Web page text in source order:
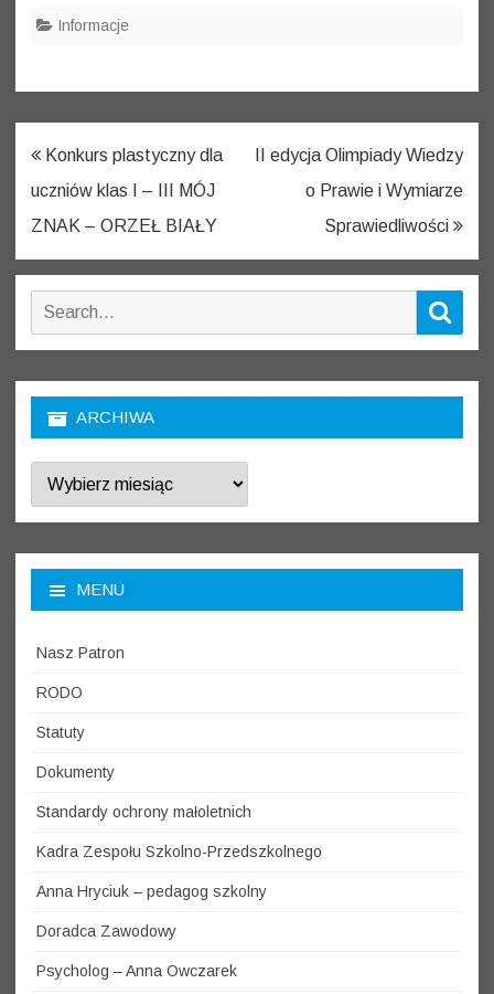
Informacje
Nawigacja
wpisu
Konkurs plastyczny dla
uczniów klas I – III MÓJ
ZNAK – ORZEŁ BIAŁY
II edycja Olimpiady Wiedzy
o Prawie i Wymiarze
Sprawiedliwości
Search
ARCHIWA
Archiwa
MENU
Nasz Patron
RODO
Statuty
Dokumenty
Standardy ochrony małoletnich
Kadra Zespołu Szkolno-Przedszkolnego
Anna Hryciuk – pedagog szkolny
Doradca Zawodowy
Psycholog – Anna Owczarek